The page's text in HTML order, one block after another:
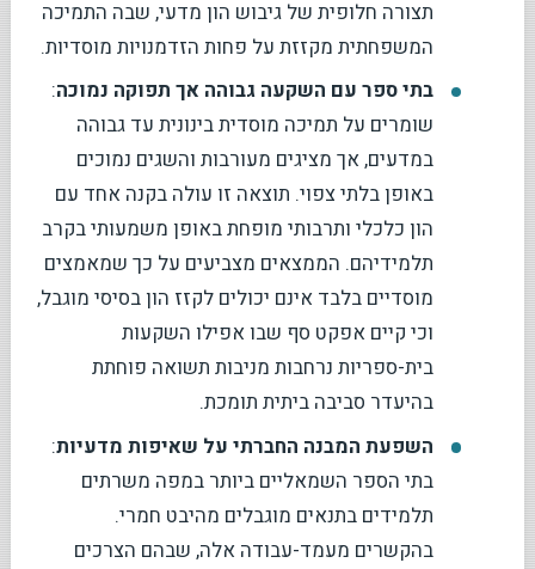
תצורה חלופית של גיבוש הון מדעי, שבה התמיכה
המשפחתית מקזזת על פחות הזדמנויות מוסדיות.
בתי ספר עם השקעה גבוהה אך תפוקה נמוכה:
שומרים על תמיכה מוסדית בינונית עד גבוהה
במדעים, אך מציגים מעורבות והשגים נמוכים
באופן בלתי צפוי. תוצאה זו עולה בקנה אחד עם
הון כלכלי ותרבותי מופחת באופן משמעותי בקרב
תלמידיהם. הממצאים מצביעים על כך שמאמצים
מוסדיים בלבד אינם יכולים לקזז הון בסיסי מוגבל,
וכי קיים אפקט סף שבו אפילו השקעות
בית-ספריות נרחבות מניבות תשואה פוחתת
בהיעדר סביבה ביתית תומכת.
השפעת המבנה החברתי על שאיפות מדעיות:
בתי הספר השמאליים ביותר במפה משרתים
תלמידים בתנאים מוגבלים מהיבט חמרי.
בהקשרים מעמד-עבודה אלה, שבהם הצרכים